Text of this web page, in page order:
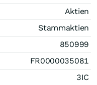
Aktien
Stammaktien
850999
FR0000035081
3IC